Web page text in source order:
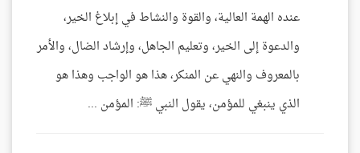
عنده الهمة العالية، والقوة والنشاط في إبلاغ الخير،
والدعوة إلى الخير، وتعليم الجاهل، وإرشاد الضال، والأمر
بالمعروف والنهي عن المنكر، هذا هو الواجب وهذا هو
الذي ينبغي للمؤمن، يقول النبي ﷺ: المؤمن ...